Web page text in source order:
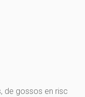
de gossos en risc